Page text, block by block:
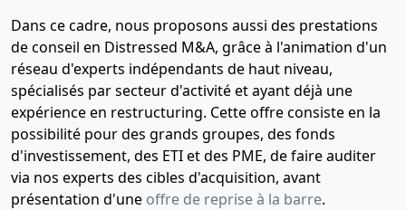
Dans ce cadre, nous proposons aussi des prestations
de conseil en Distressed M&A, grâce à l'animation d'un
réseau d'experts indépendants de haut niveau,
spécialisés par secteur d'activité et ayant déjà une
expérience en restructuring. Cette offre consiste en la
possibilité pour des grands groupes, des fonds
d'investissement, des ETI et des PME, de faire auditer
via nos experts des cibles d'acquisition, avant
présentation d'une offre de reprise à la barre.